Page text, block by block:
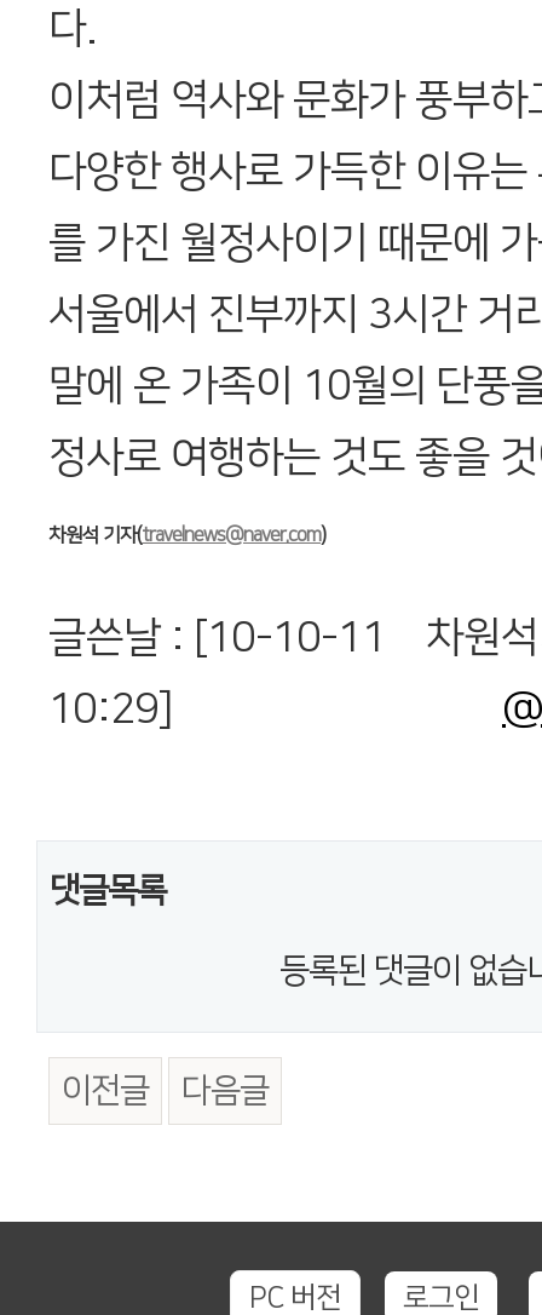
다.
이처럼 역사와 문화가 풍부하
다양한 행사로 가득한 이유
를 가진 월정사이기 때문에
서울에서 진부까지 3시간 거
말에 온 가족이 10월의 단풍
정사로 여행하는 것도 좋을
차원석 기자(travelnews@naver.com)
글쓴날 : [10-10-11
10:29]
차원
댓글목록
등록된 댓글이 없습
이전글 다음글
PC 버전 로그인